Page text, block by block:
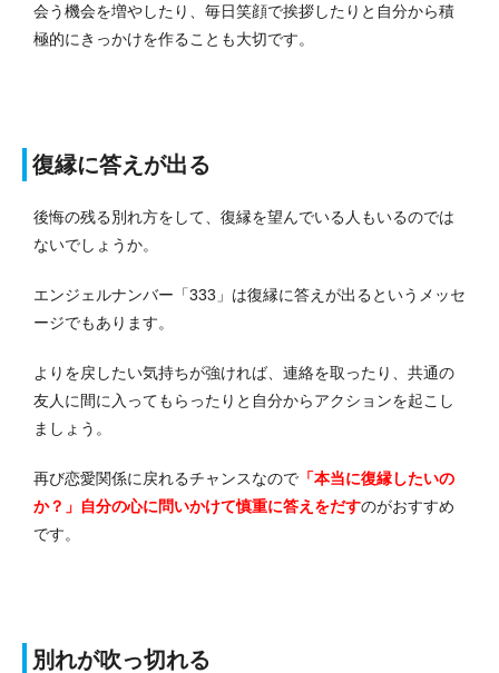
会う機会を増やしたり、毎日笑顔で挨拶したりと自分から積
極的にきっかけを作ることも大切です。
復縁に答えが出る
後悔の残る別れ方をして、復縁を望んでいる人もいるのでは
ないでしょうか。
エンジェルナンバー「333」は復縁に答えが出るというメッセ
ージでもあります。
よりを戻したい気持ちが強ければ、連絡を取ったり、共通の
友人に間に入ってもらったりと自分からアクションを起こし
ましょう。
再び恋愛関係に戻れるチャンスなので 「本当に復縁したいの
か？」自分の心に問いかけて慎重に答えをだすのがおすすめ
です。
別れが吹っ切れる